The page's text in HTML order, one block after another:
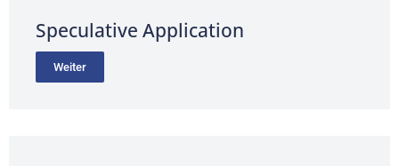
Speculative Application
Weiter